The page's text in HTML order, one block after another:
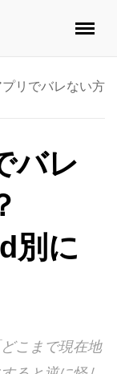
リでバレない方
バレ
別に
こまで現在地